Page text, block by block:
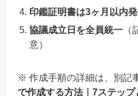
印鑑証明書は3ヶ月以内
協議成立日を全員統一
意）
※ 作成手順の詳細は、別記
で作成する方法｜7ステッ